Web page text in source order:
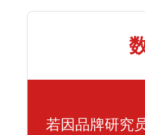
若因品牌研究